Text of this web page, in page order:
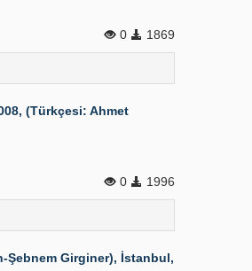
0 1869
(Türkçesi: Ahmet
0 1996
Şebnem Girginer), İstanbul,